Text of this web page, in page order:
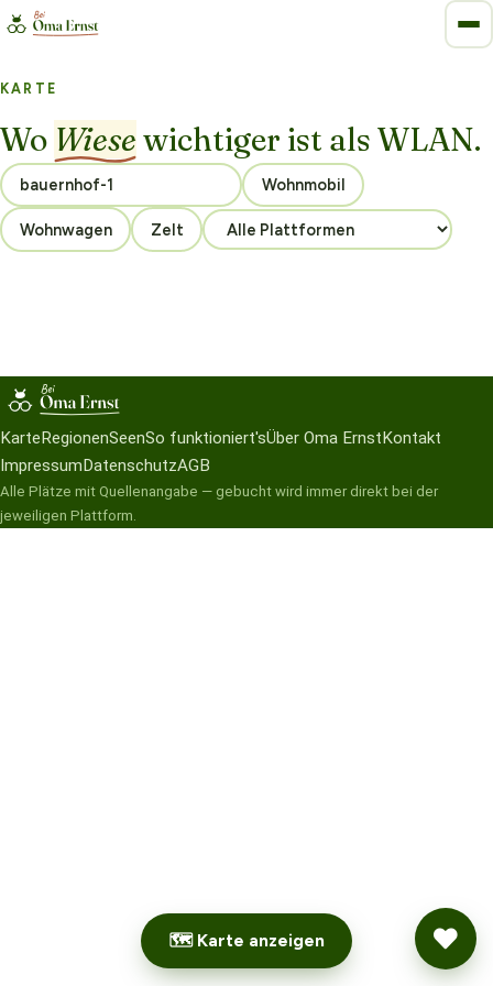
KARTE
Wo Wiesewichtiger ist als WLAN.
Wohnmobil
Wohnwagen Zelt
🗺 Karte anzeigen
Karte RegionenSeenSo funktioniert'sÜber Oma Ernst Kontakt
Impressum DatenschutzAGB
Alle Plätze mit Quellenangabe — gebucht wird immer direkt bei der
jeweiligen Plattform.